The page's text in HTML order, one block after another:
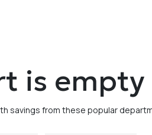
is empty
savings from these popular